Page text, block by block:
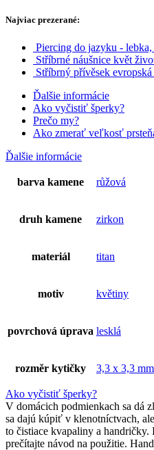
Najviac prezerané:
Piercing do jazyku - lebka,
Stříbrné náušnice květ
Stříbrný přívěsek
Ďalšie informácie
Ako vyčistiť šperky?
Prečo my?
Ako zmerať veľkosť
Ďalšie informácie
barva kamene růžová
druh kamene zirkon
materiál titan
motiv květiny
povrchová úprava lesklá
rozměr kytičky 3,3 x 3,3 mm
Ako vyčistiť šperky?
V domácich podmienkach sa dá
sa dajú kúpiť v klenotníctvach,
to čistiace kvapaliny a handričky.
prečítajte návod na použitie.